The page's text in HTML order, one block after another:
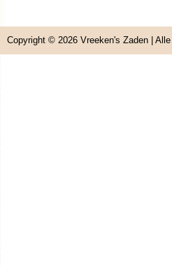
Copyright © 2026 Vreeken's Zaden |